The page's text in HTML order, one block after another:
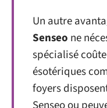
Un autre
Senseo ne
spécialisé
ésotériques
foyers